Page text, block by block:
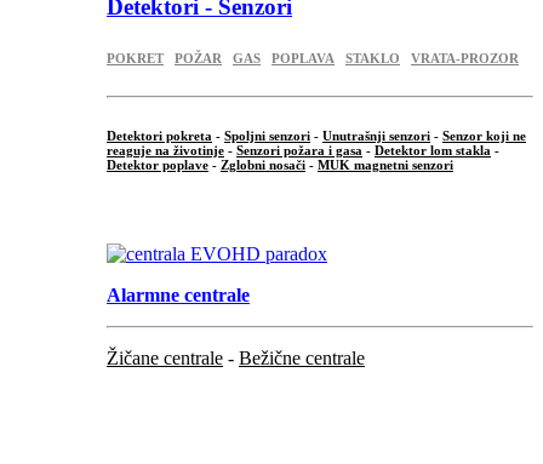
Detektori - Senzori
POKRET POŽAR GAS POPLAVA STAKLO VRATA-PROZOR
Detektori pokreta - Spoljni senzori - Unutrašnji senzori - Senzor koji ne
reaguje na životinje - Senzori požara i gasa - Detektor lom stakla -
Detektor poplave - Zglobni nosači - MUK magnetni senzori
Alarmne centrale
Žičane centrale - Bežične centrale